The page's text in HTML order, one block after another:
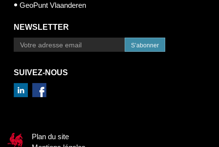
GeoPunt Vlaanderen
NEWSLETTER
S’abonner
SUIVEZ-NOUS
Plan du site